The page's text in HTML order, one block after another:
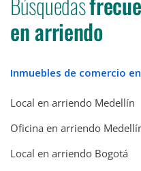
en arriendo
Inmuebles de comercio
Local en arriendo Medellín
Oficina en arriendo
Local en arriendo Bogotá